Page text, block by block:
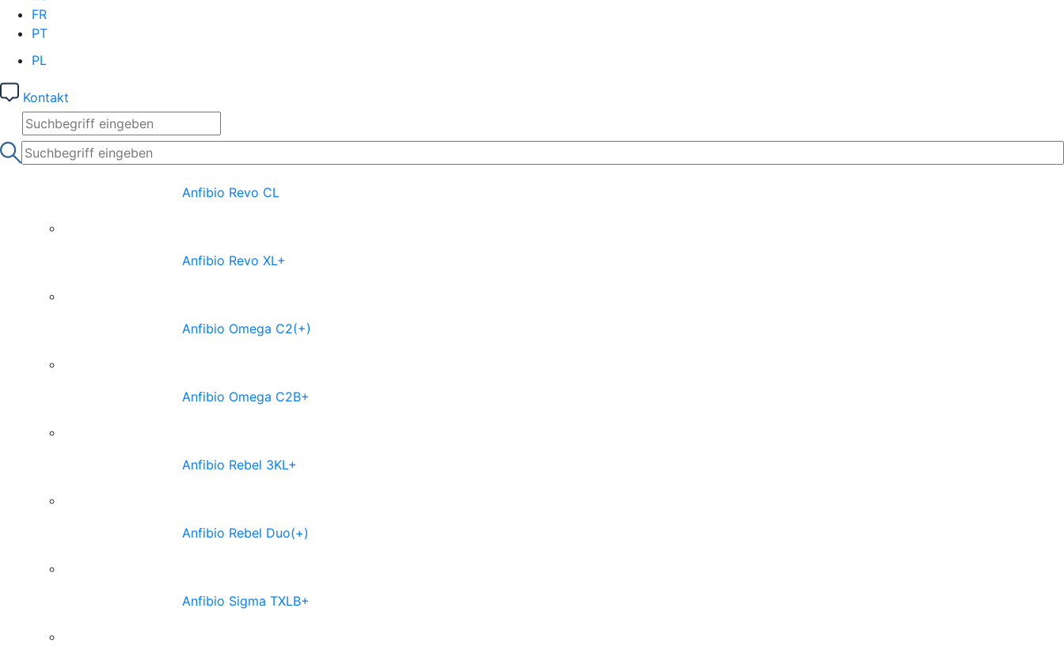
FR
PT
PL
Kontakt
Anfibio Revo CL
Anfibio Revo XL+
Anfibio Omega C2(+)
Anfibio Omega C2B+
Anfibio Rebel 3KL+
Anfibio Rebel Duo(+)
Anfibio Sigma TXLB+